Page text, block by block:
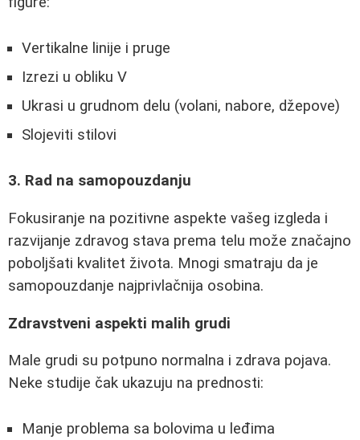
Vertikalne linije i pruge
Izrezi u obliku V
Ukrasi u grudnom delu (volani, nabore, džepove)
Slojeviti stilovi
3. Rad na samopouzdanju
Fokusiranje na pozitivne aspekte vašeg izgleda i
razvijanje zdravog stava prema telu može značajno
poboljšati kvalitet života. Mnogi smatraju da je
samopouzdanje najprivlačnija osobina.
Zdravstveni aspekti malih grudi
Male grudi su potpuno normalna i zdrava pojava.
Neke studije čak ukazuju na prednosti:
Manje problema sa bolovima u leđima